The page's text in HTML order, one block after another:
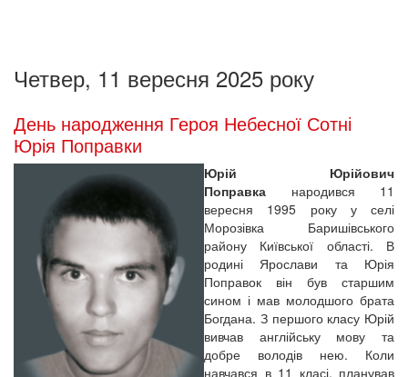
Четвер, 11 вересня 2025 року
День народження Героя Небесної Сотні
Юрія Поправки
Юрій Юрійович
Поправка народився 11
вересня 1995 року у селі
Морозівка Баришівського
району Київської області. В
родині Ярослави та Юрія
Поправок він був старшим
сином і мав молодшого брата
Богдана. З першого класу Юрій
вивчав англійську мову та
добре володів нею. Коли
навчався в 11 класі, планував